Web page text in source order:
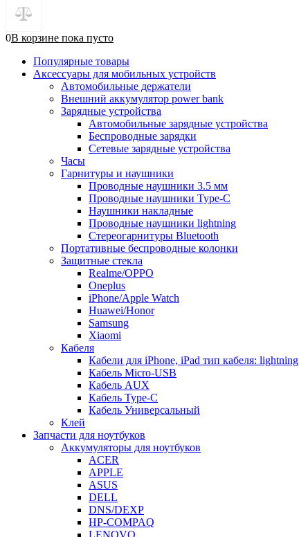
0В корзине пока пусто
Популярные товары
Аксессуары для мобильных устройств
Автомобильные держатели
Внешний аккумулятор power bank
Зарядные устройства
Автомобильные зарядные устройства
Беспроводные зарядки
Сетевые зарядные устройства
Часы
Гарнитуры и наушники
Проводные наушники 3.5 мм
Проводные наушники Type-C
Наушники накладные
Проводные наушники lightning
Стереогарнитуры Bluetooth
Портативные беспроводные колонки
Защитные стекла
Realme/OPPO
Oneplus
iPhone/Apple Watch
Huawei/Honor
Samsung
Xiaomi
Кабеля
Кабели для iPhone, iPad тип кабеля: lightning
Кабель Micro-USB
Кабель AUX
Кабель Type-C
Кабель Универсальный
Клей
Запчасти для ноутбуков
Аккумуляторы для ноутбуков
ACER
APPLE
ASUS
DELL
DNS/DEXP
HP-COMPAQ
LENOVO